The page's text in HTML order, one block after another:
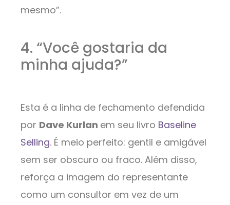
mesmo”.
4. “Você gostaria da
minha ajuda?”
Esta é a linha de fechamento defendida
por Dave Kurlan em seu livro Baseline
Selling. É meio perfeito: gentil e amigável
sem ser obscuro ou fraco. Além disso,
reforça a imagem do representante
como um consultor em vez de um